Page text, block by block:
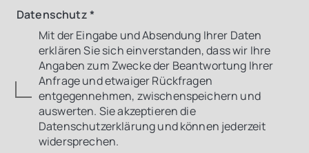
Datenschutz*
Mit der Eingabe und Absendung Ihrer Daten
erklären Sie sich einverstanden, dass wir Ihre
Angaben zum Zwecke der Beantwortung Ihrer
Anfrage und etwaiger Rückfragen
entgegennehmen, zwischenspeichern und
auswerten. Sie akzeptieren die
Datenschutzerklärung und können jederzeit
widersprechen.